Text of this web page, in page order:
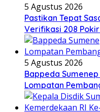
5 Agustus 2026
Pastikan Tepat
Verifikasi 208 Pokir
5 Agustus 2026
Bappeda
Lompatan